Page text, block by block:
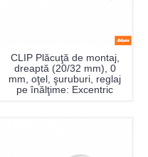
CLIP Plăcuţă de montaj,
dreaptă (20/32 mm), 0
mm, oţel, şuruburi, reglaj
pe înălţime: Excentric